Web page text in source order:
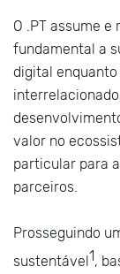
O .PT assume
fundamental a
digital
valor no
particular para
parceiros.
Prosseguindo
sustentável 1,